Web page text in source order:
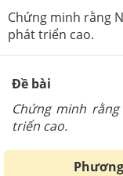
Chứng minh rằng
phát triển cao.
Đề bài
Chứng minh
triển cao.